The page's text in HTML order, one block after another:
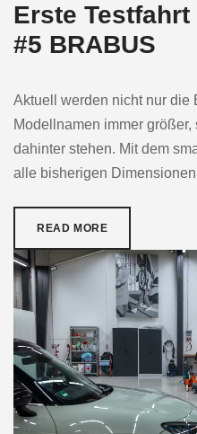
Erste
#5 BRABUS
Aktuell werden nicht nur die
Modellnamen immer
dahinter stehen. Mit dem
alle bisherigen
READ MORE